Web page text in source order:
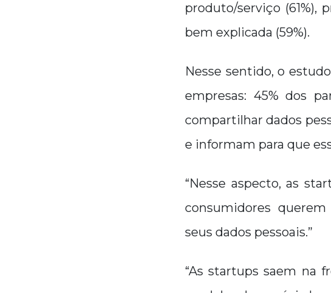
produto/serviço (61%),
bem explicada (59%).
Nesse sentido, o
empresas: 45% dos
compartilhar dados
e informam para que
“Nesse aspecto, as
consumidores
seus dados pessoais.”
“As startups saem na